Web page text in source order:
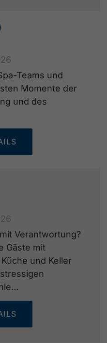
Teams und
Momente der
und des
Verantwortung?
Gäste mit
und Keller